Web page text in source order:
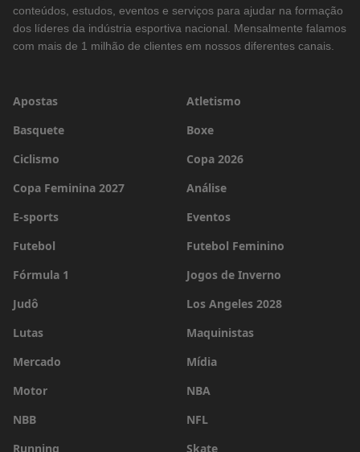
conteúdos, estudos, eventos e serviços para ajudar na formação
dos líderes da indústria esportiva nacional. Mensalmente falamos
com mais de 1 milhão de clientes em nossos diferentes canais.
Apostas
Atletismo
Basquete
Boxe
Ciclismo
Copa 2026
Copa Feminina 2027
Análise
E-sports
Eventos
Futebol
Futebol Feminino
Fórmula 1
Jogos de Inverno
Judô
Los Angeles 2028
Lutas
Maquinistas
Mercado
Mídia
Motor
NBA
NBB
NFL
Running
Skate